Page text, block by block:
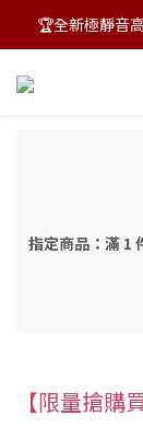
飛
🏆全新極靜音
指定商品：滿 1
【限量搶購